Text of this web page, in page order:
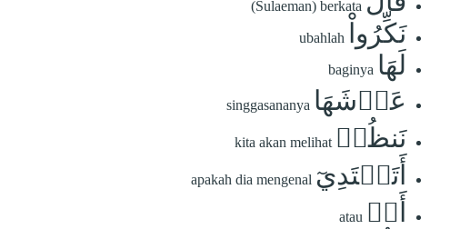
(Sulaeman) berkata
نَكِّرُواْ ubahlah
لَهَا baginya
عَرۡشَهَا singgasananya
نَنظُرۡ kita akan melihat
أَتَهۡتَدِيٓ apakah dia mengenal
أَمۡ atau